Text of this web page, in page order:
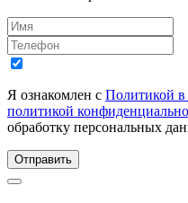
Я ознакомлен с Политикой в
политикой
обработку персональных
Отправить